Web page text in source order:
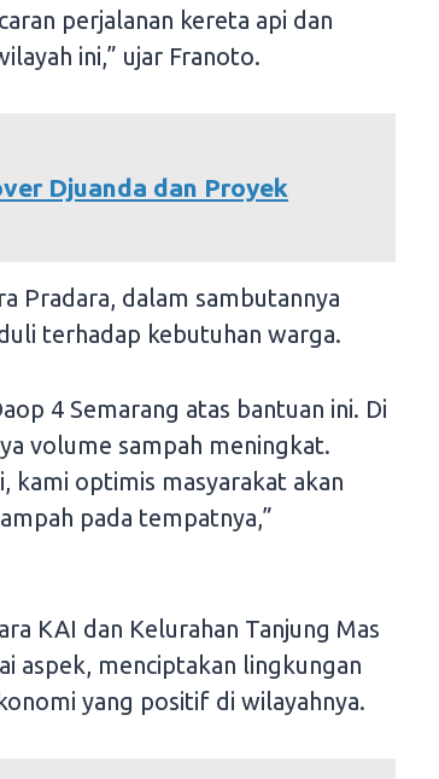
perjalanan kereta api dan
ini,” ujar Franoto.
Djuanda dan Proyek
Pradara, dalam sambutannya
terhadap kebutuhan warga.
4 Semarang atas bantuan ini. Di
volume sampah meningkat.
kami optimis masyarakat akan
pada tempatnya,”
KAI dan Kelurahan Tanjung Mas
aspek, menciptakan lingkungan
yang positif di wilayahnya.